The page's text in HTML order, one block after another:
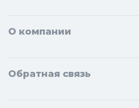
О компании
Обратная связь